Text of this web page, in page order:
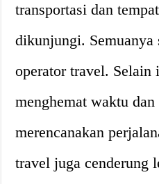
transportasi dan
dikunjungi. Semuanya
operator travel. Selain
menghemat waktu
merencanakan
travel juga cenderung